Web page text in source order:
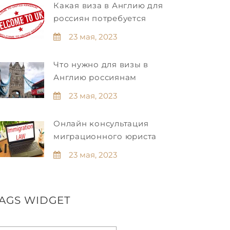
Какая виза в Англию для
россиян потребуется
23 мая, 2023
Что нужно для визы в
Англию россиянам
23 мая, 2023
Онлайн консультация
миграционного юриста
23 мая, 2023
WIDGET